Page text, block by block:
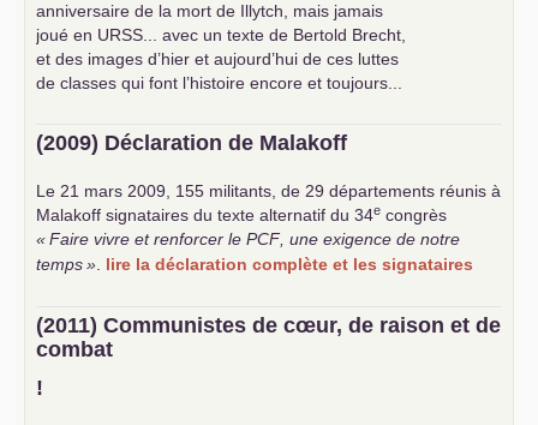
anniversaire de la mort de Illytch, mais jamais
joué en URSS ... avec un texte de Bertold Brecht,
et des images d’hier et aujourd’hui de ces luttes
de classes qui font l’histoire encore et toujours...
(2009) Déclaration de Malakoff
Le 21 mars 2009, 155 militants, de 29 départements réunis à
Malakoff signataires du texte alternatif du 34e congrès
«Faire vivre et renforcer le PCF , une exigence de notre
temps» lire la déclaration complète et les signataires
(2011) Communistes de cœur, de raison et de
combat
!